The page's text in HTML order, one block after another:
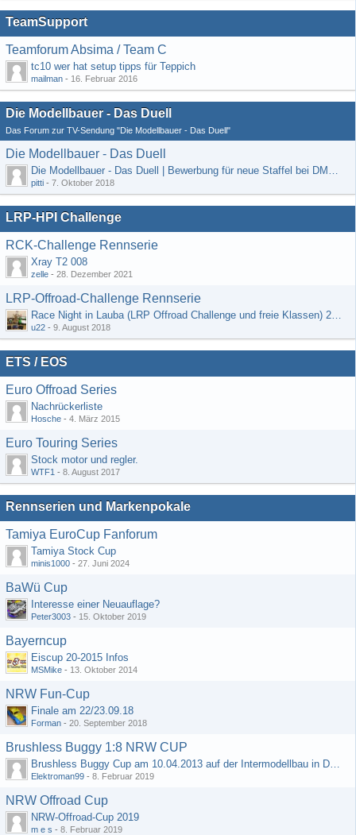
TeamSupport
Teamforum Absima / Team C
tc10 wer hat setup tipps für Teppich
mailman - 16. Februar 2016
Die Modellbauer - Das Duell
Das Forum zur TV-Sendung "Die Modellbauer - Das Duell"
Die Modellbauer - Das Duell
Die Modellbauer - Das Duell | Bewerbung für neue Staffel bei DMAX *Werbung*
pitti - 7. Oktober 2018
LRP-HPI Challenge
RCK-Challenge Rennserie
Xray T2 008
zelle - 28. Dezember 2021
LRP-Offroad-Challenge Rennserie
Race Night in Lauba (LRP Offroad Challenge und freie Klassen) 25/26.08
u22 - 9. August 2018
ETS / EOS
Euro Offroad Series
Nachrückerliste
Hosche - 4. März 2015
Euro Touring Series
Stock motor und regler.
WTF1 - 8. August 2017
Rennserien und Markenpokale
Tamiya EuroCup Fanforum
Tamiya Stock Cup
minis1000 - 27. Juni 2024
BaWü Cup
Interesse einer Neuauflage?
Peter3003 - 15. Oktober 2019
Bayerncup
Eiscup 20-2015 Infos
MSMike - 13. Oktober 2014
NRW Fun-Cup
Finale am 22/23.09.18
Forman - 20. September 2018
Brushless Buggy 1:8 NRW CUP
Brushless Buggy Cup am 10.04.2013 auf der Intermodellbau in Dortmund
Elektroman99 - 8. Februar 2019
NRW Offroad Cup
NRW-Offroad-Cup 2019
m e s - 8. Februar 2019